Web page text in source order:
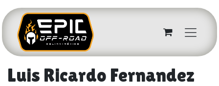
Ir al contenido
Luis Ricardo Fernandez